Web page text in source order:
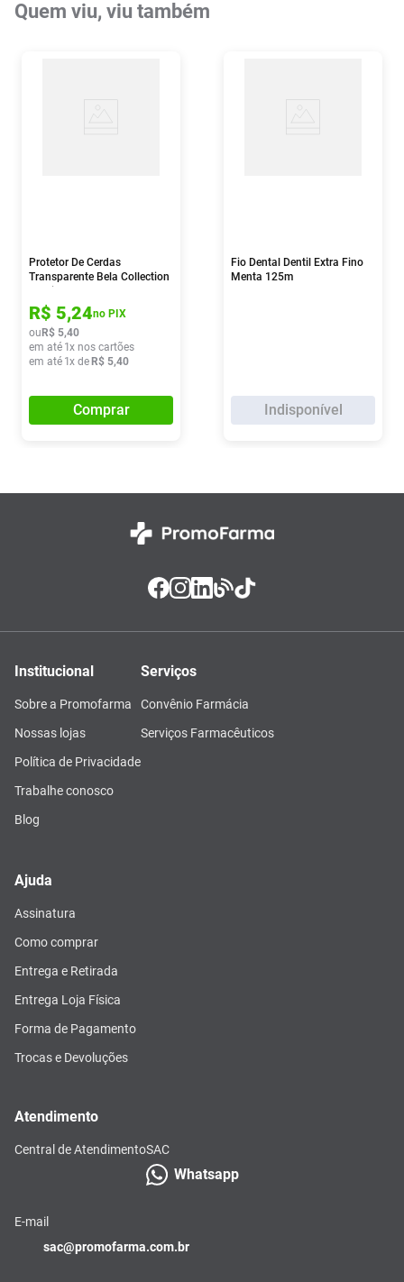
Quem viu, viu também
Protetor De Cerdas
Transparente Bela Collection
R$ 5,24no PIX
ou R$ 5,40
em até 1x nos cartões
em até 1x de R$ 5,40
Comprar
Fio Dental Dentil Extra Fino
Menta 125m
Indisponível
Institucional
Sobre a Promofarma
Nossas lojas
Política de Privacidade
Trabalhe conosco
Blog
Serviços
Convênio Farmácia
Serviços Farmacêuticos
Ajuda
Assinatura
Como comprar
Entrega e Retirada
Entrega Loja Física
Forma de Pagamento
Trocas e Devoluções
Atendimento
Central de AtendimentoSAC
Whatsapp
E-mail
sac@promofarma.com.br